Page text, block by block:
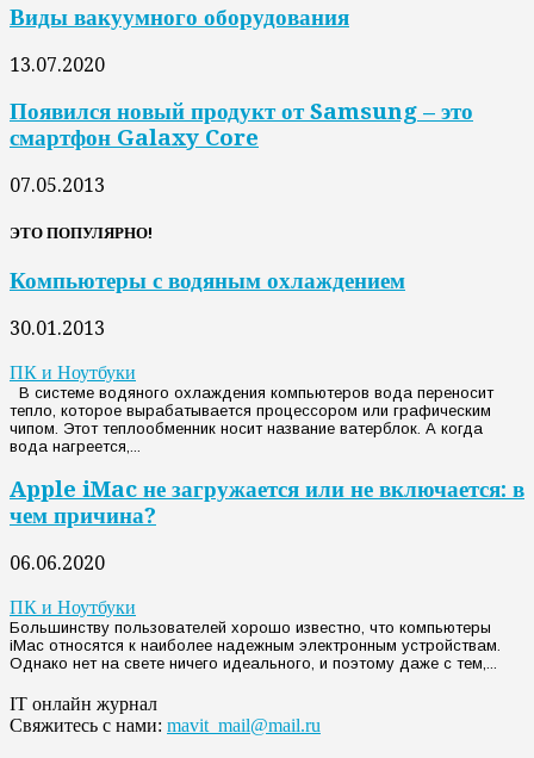
Виды вакуумного оборудования
13.07.2020
Появился новый продукт от Samsung – это
смартфон Galaxy Core
07.05.2013
ЭТО ПОПУЛЯРНО!
Компьютеры с водяным охлаждением
30.01.2013
ПК и Ноутбуки
В системе водяного охлаждения компьютеров вода переносит
тепло, которое вырабатывается процессором или графическим
чипом. Этот теплообменник носит название ватерблок. А когда
вода нагреется,...
Apple iMac не загружается или не включается: в
чем причина?
06.06.2020
ПК и Ноутбуки
Большинству пользователей хорошо известно, что компьютеры
iMac относятся к наиболее надежным электронным устройствам.
Однако нет на свете ничего идеального, и поэтому даже с тем,...
IT онлайн журнал
Свяжитесь с нами: mavit_mail@mail.ru